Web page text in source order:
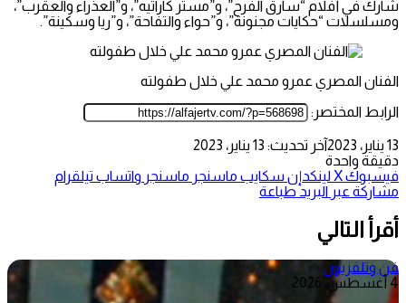
شارك في أفلام “سارق الفرح”، و”مستر كاراتيه”، و”العذراء والعقرب”،
ومسلسلات “حكايات مجنونة”، و”حواء والتفاحة”، و”ريا وسكينة”.
الفنان المصري عمرو محمد علي خلال طفولته
الرابط المختصر:
13 يناير، 2023
آخر تحديث: 13 يناير، 2023
دقيقة واحدة
فيسبوك‫Xلينكدإن سكايب ماسنجر ماسنجر واتساب تيلقرام
مشاركة عبر البريد طباعة
أقرأ التالي
فن وتلفزيون
4 أغسطس، 2026